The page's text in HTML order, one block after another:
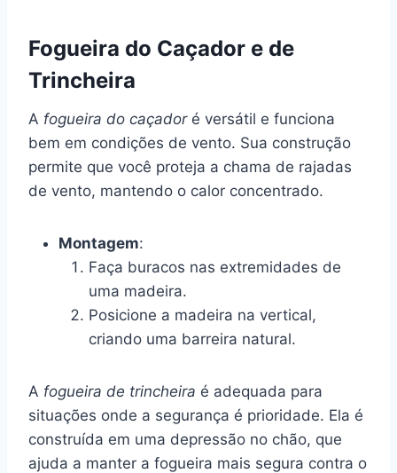
Fogueira do Caçador e de
Trincheira
A fogueira do caçadoré versátil e funciona
bem em condições de vento. Sua construção
permite que você proteja a chama de rajadas
de vento, mantendo o calor concentrado.
Montagem:
Faça buracos nas extremidades de
uma madeira.
Posicione a madeira na vertical,
criando uma barreira natural.
A fogueira de trincheira é adequada para
situações onde a segurança é prioridade. Ela é
construída em uma depressão no chão, que
ajuda a manter a fogueira mais segura contra o